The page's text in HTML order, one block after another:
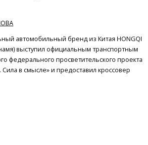
автомобильный бренд из Китая HONGQI
выступил официальным транспортным
федерального просветительского проекта
в смысле» и предоставил кроссовер